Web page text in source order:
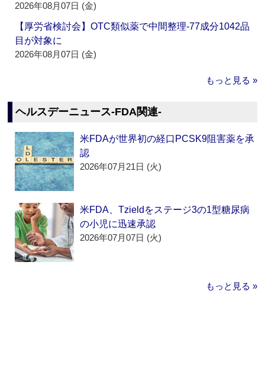
2026年08月07日 (金)
【厚労省検討会】OTC類似薬で中間整理‐77成分1042品
目が対象に
2026年08月07日 (金)
もっと見る »
ヘルスデーニュース‐FDA関連‐
米FDAが世界初の経口PCSK9阻害薬を承
認
2026年07月21日 (火)
米FDA、Tzieldをステージ3の1型糖尿病
の小児に迅速承認
2026年07月07日 (火)
もっと見る »